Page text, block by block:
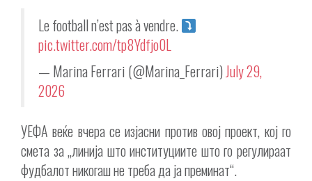
Le football n’est pas à vendre.
pic.twitter.com/tp8Ydfjo0L
— Marina Ferrari (@Marina_Ferrari) July 29,
2026
УЕФА веќе вчера се изјасни против овој проект, кој го
смета за „линија што институциите што го регулираат
фудбалот никогаш не треба да ја преминат“.